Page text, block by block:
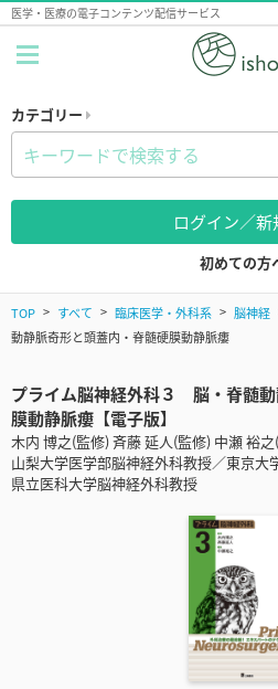
医学・医療の電子コンテンツ配信サービス
カテゴリー
ログイン／新
初めての方
TOP すべて 臨床医学・外科系 脳神経
動静脈奇形と頭蓋内・脊髄硬膜動静脈瘻
プライム脳神経外科３ 脳・脊髄
膜動静脈瘻【電子版】
木内 博之(監修) 斉藤 延人(監修) 中瀬 裕
山梨大学医学部脳神経外科教授／東京大
県立医科大学脳神経外科教授